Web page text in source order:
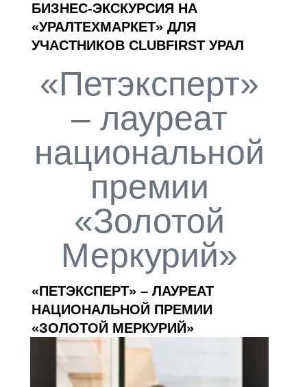
БИЗНЕС-ЭКСКУРСИЯ НА
«УРАЛТЕХМАРКЕТ» ДЛЯ
УЧАСТНИКОВ CLUBFIRST УРАЛ
«Петэксперт»
– лауреат
национальной
премии
«Золотой
Меркурий»
«ПЕТЭКСПЕРТ» – ЛАУРЕАТ
НАЦИОНАЛЬНОЙ ПРЕМИИ
«ЗОЛОТОЙ МЕРКУРИЙ»